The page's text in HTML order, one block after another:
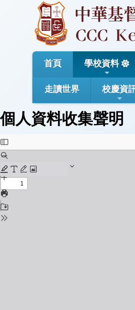
首頁 學校資料
走讀世界 校慶資
個人資料收集聲明